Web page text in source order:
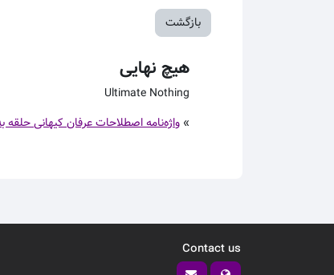
بازگشت
هیچ نهایی
Ultimate Nothing
» واژه‌نامه اصطلاحات عرفان کیهانی حلقه
Contact us